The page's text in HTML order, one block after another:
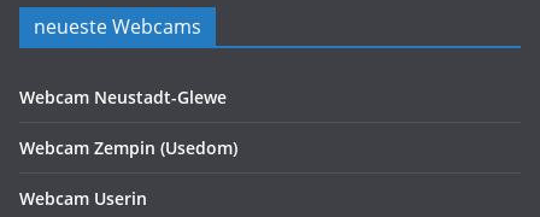
neueste Webcams
Webcam Neustadt-Glewe
Webcam Zempin (Usedom)
Webcam Userin